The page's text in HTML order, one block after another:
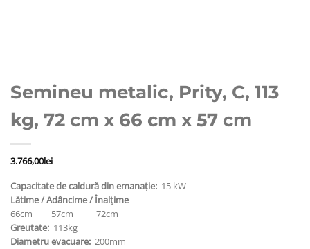
Semineu metalic, Prity, C, 113
kg, 72 cm x 66 cm x 57 cm
3.766,00lei
Capacitate de caldură din emanație: 15 kW
Lătime / Adâncime / Înalțime
66cm 57cm 72cm
Greutate: 113kg
Diametru evacuare: 200mm